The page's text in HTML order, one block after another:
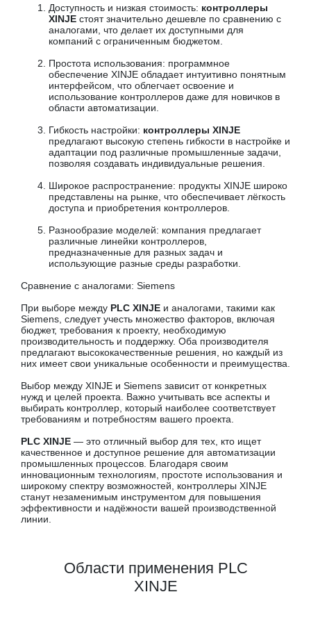
Доступность и низкая стоимость: контроллеры
XINJE стоят значительно дешевле по сравнению с
аналогами, что делает их доступными для
компаний с ограниченным бюджетом.
Простота использования: программное
обеспечение XINJE обладает интуитивно понятным
интерфейсом, что облегчает освоение и
использование контроллеров даже для новичков в
области автоматизации.
Гибкость настройки: контроллеры XINJE
предлагают высокую степень гибкости в настройке и
адаптации под различные промышленные задачи,
позволяя создавать индивидуальные решения.
Широкое распространение: продукты XINJE широко
представлены на рынке, что обеспечивает лёгкость
доступа и приобретения контроллеров.
Разнообразие моделей: компания предлагает
различные линейки контроллеров,
предназначенные для разных задач и
использующие разные среды разработки.
Сравнение с аналогами: Siemens
При выборе между PLC XINJE и аналогами, такими как
Siemens, следует учесть множество факторов, включая
бюджет, требования к проекту, необходимую
производительность и поддержку. Оба производителя
предлагают высококачественные решения, но каждый из
них имеет свои уникальные особенности и преимущества.
Выбор между XINJE и Siemens зависит от конкретных
нужд и целей проекта. Важно учитывать все аспекты и
выбирать контроллер, который наиболее соответствует
требованиям и потребностям вашего проекта.
PLC XINJE — это отличный выбор для тех, кто ищет
качественное и доступное решение для автоматизации
промышленных процессов. Благодаря своим
инновационным технологиям, простоте использования и
широкому спектру возможностей, контроллеры XINJE
станут незаменимым инструментом для повышения
эффективности и надёжности вашей производственной
линии.
Области применения PLC
XINJE